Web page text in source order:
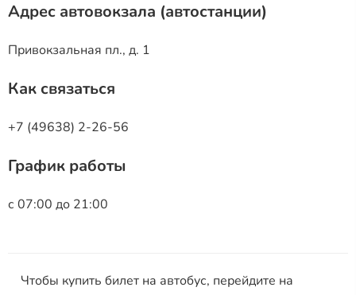
Адрес автовокзала (автостанции)
Привокзальная пл., д. 1
Как связаться
+7 (49638) 2-26-56
График работы
с 07:00 до 21:00
Чтобы купить билет на автобус, перейдите на